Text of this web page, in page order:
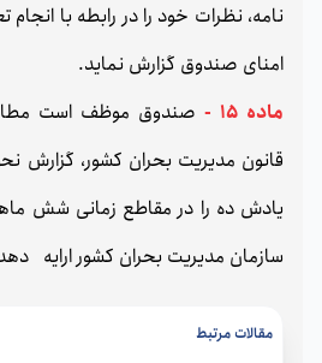
نامه، نظرات خود را در رابطه با
امنای صندوق گزارش نماید.
ماده 15 -
قانون مدیریت بحران کشور، گزارش
یادش ده را در مقاطع زمانی شش
سازمان مدیریت بحران کشور ارایه
مقالات مرتبط